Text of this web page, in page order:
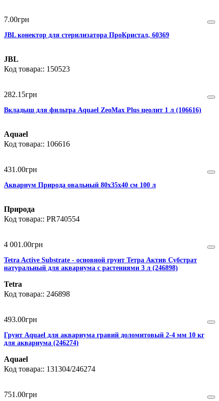
7.00грн
JBL конектор для стерилизатора ПроКристал, 60369
JBL
150523
282.15грн
Вкладыш для фильтра Aquael ZeoMax Plus цеолит 1 л (106616)
Aquael
106616
431.00грн
Аквариум Природа овальный 80x35x40 см 100 л
Природа
PR740554
4 001.00грн
Tetra Active Substrate - основной грунт Тетра Актив Субстрат
натуральный для аквариума с растениями 3 л (246898)
Tetra
246898
493.00грн
Грунт Aquael для аквариума гравий доломитовый 2-4 мм 10 кг
для аквариума (246274)
Aquael
131304/246274
751.00грн